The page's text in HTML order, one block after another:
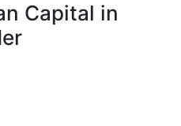
Capital in